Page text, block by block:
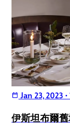
calendar_today Jan 23, 2023 •
伊斯坦布爾